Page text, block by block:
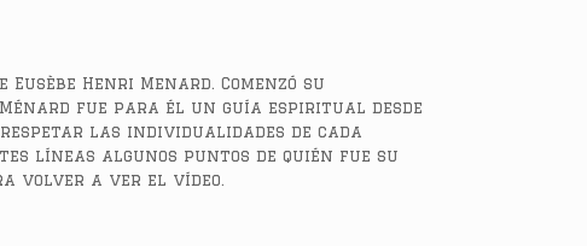
Henri Menard. Comenzó su
Ménard fue para él un guía espiritual desde
las individualidades de cada
líneas algunos puntos de quién fue su
volver a ver el vídeo.